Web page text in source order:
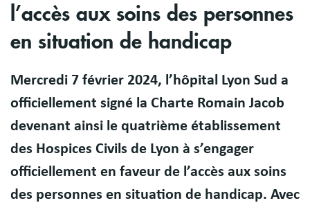
l’accès aux soins des personnes
en situation de handicap
Mercredi 7 février 2024, l’hôpital Lyon Sud a
officiellement signé la Charte Romain Jacob
devenant ainsi le quatrième établissement
des Hospices Civils de Lyon à s’engager
officiellement en faveur de l’accès aux soins
des personnes en situation de handicap. Avec